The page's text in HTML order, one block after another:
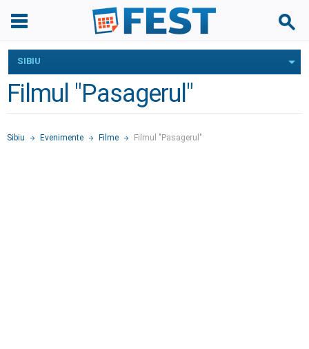
SIBIU
Filmul "Pasagerul"
Sibiu Evenimente Filme Filmul "Pasagerul"